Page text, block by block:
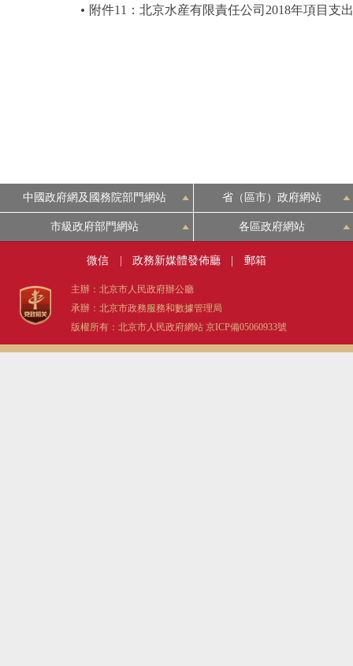
附件11：北京水産有限責任公司2018年項目支
中國政府網及國務院部門網站 省（區市）政府網站
市級政府部門網站 各區政府網站
微信 政務新媒體發佈廳 郵箱
主辦：北京市人民政府辦公廳
承辦：北京市政務服務和數據管理局
版權所有：北京市人民政府網站 京ICP備05060933號